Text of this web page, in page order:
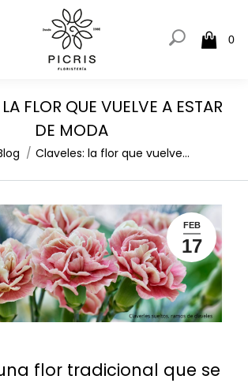
0
FLOR QUE VUELVE A ESTAR
DE MODA
Claveles: la flor que vuelve…
FEB
17
flor tradicional que se